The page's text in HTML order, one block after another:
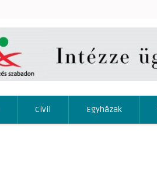
Civil Egyházak